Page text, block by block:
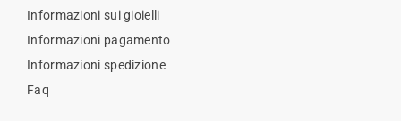
Informazioni sui gioielli
Informazioni pagamento
Informazioni spedizione
Faq